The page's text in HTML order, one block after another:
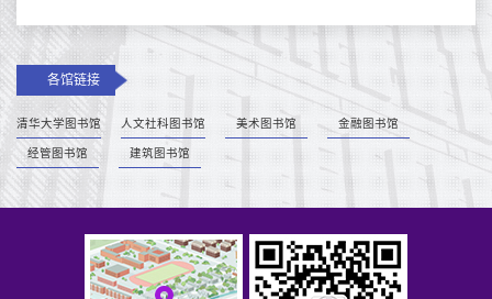
各馆链接
清华大学图书馆 人文社科图书馆 美术图书馆 金融图书馆
经管图书馆 建筑图书馆